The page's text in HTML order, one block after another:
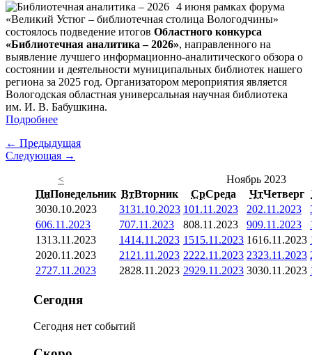
4 июня рамках форума
«Великий Устюг – библиотечная столица Вологодчины»
состоялось подведение итогов Областного конкурса
«Библиотечная аналитика – 2026», направленного на
выявление лучшего информационно-аналитического обзора о
состоянии и деятельности муниципальных библиотек нашего
региона за 2025 год. Организатором мероприятия является
Вологодская областная универсальная научная библиотека
им. И. В. Бабушкина.
Подробнее
← Предыдущая
Следующая →
<
Ноябрь 2023
ПнПонедельник ВтВторник СрСреда ЧтЧетверг
3030.10.2023 3131.10.2023 101.11.2023 202.11.2023
606.11.2023 707.11.2023 808.11.2023 909.11.2023
1313.11.2023 1414.11.2023 1515.11.2023 1616.11.2023
2020.11.2023 21 21.11.2023 2222.11.2023 2323.11.2023
2727.11.2023 2828.11.2023 2929.11.2023 3030.11.2023
Сегодня
Сегодня нет событий